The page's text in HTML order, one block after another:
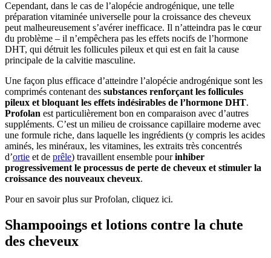
Cependant, dans le cas de l’alopécie androgénique, une telle
préparation vitaminée universelle pour la croissance des cheveux
peut malheureusement s’avérer inefficace. Il n’atteindra pas le cœur
du problème – il n’empêchera pas les effets nocifs de l’hormone
DHT, qui détruit les follicules pileux et qui est en fait la cause
principale de la calvitie masculine.
Une façon plus efficace d’atteindre l’alopécie androgénique sont les
comprimés contenant des substances renforçant les follicules
pileux et bloquant les effets indésirables de l’hormone DHT.
Profolan est particulièrement bon en comparaison avec d’autres
suppléments. C’est un milieu de croissance capillaire moderne avec
une formule riche, dans laquelle les ingrédients (y compris les acides
aminés, les minéraux, les vitamines, les extraits très concentrés
d’ortie et de prêle) travaillent ensemble pourinhiber
progressivement le processus de perte de cheveux et stimuler la
croissance des nouveaux cheveux.
Pour en savoir plus sur Profolan, cliquez ici.
Shampooings et lotions contre la chute
des cheveux